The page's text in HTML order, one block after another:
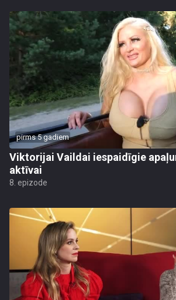
pirms 5 gadiem
Viktorijai Vaildai iespaidīgie
aktīvai
8. epizode